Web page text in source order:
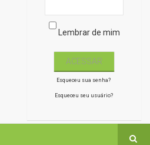
Lembrar de mim
Esqueceu sua senha?
Esqueceu seu usuário?